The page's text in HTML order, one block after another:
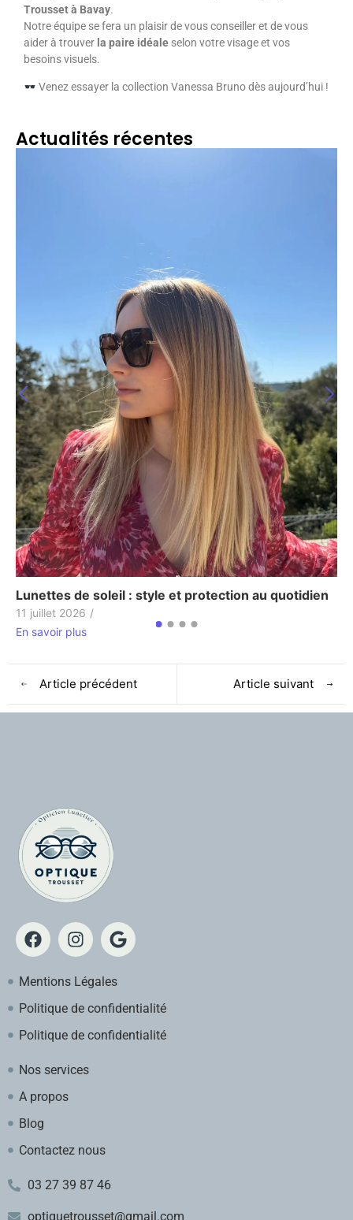
Trousset à Bavay.
Notre équipe se fera un plaisir de vous conseiller et de vous
aider à trouver la paire idéale selon votre visage et vos
besoins visuels.
Venez essayer la collection Vanessa Bruno dès aujourd’hui !
Actualités récentes
Lunettes de soleil : style et protection au quotidien
11 juillet 2026 /
En savoir plus
Article précédent Article suivant
Mentions Légales
Politique de confidentialité
Politique de confidentialité
Nos services
A propos
Blog
Contactez nous
03 27 39 87 46
optiquetrousset@gmail.com